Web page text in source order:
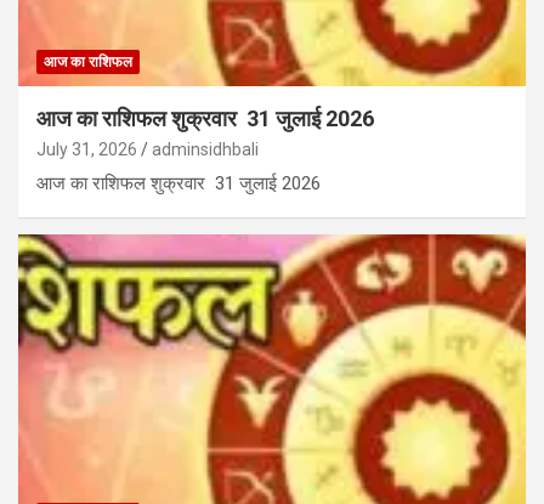
आज का राशिफल
आज का राशिफल शुक्रवार 31 जुलाई 2026
July 31, 2026 adminsidhbali
आज का राशिफल शुक्रवार 31 जुलाई 2026